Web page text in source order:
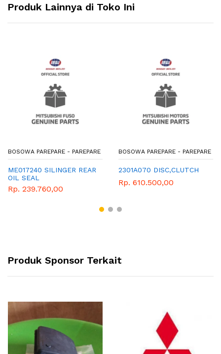
Produk Lainnya di Toko Ini
BOSOWA PAREPARE - PAREPARE
ME017240 SILINGER REAR
OIL SEAL
Rp. 239.760,00
BOSOWA PAREPARE - PAREPARE
2301A070 DISC,CLUTCH
Rp. 610.500,00
Produk Sponsor Terkait